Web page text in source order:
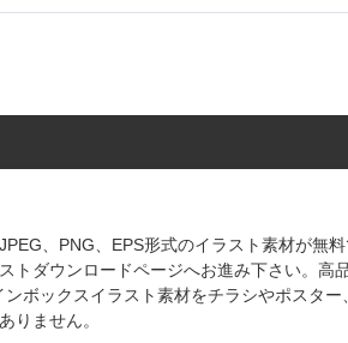
、PNG、EPS形式のイラスト素材が無
トダウンロードページへお進み下さい。高
ボックスイラスト素材をチラシやポスタ
りません。